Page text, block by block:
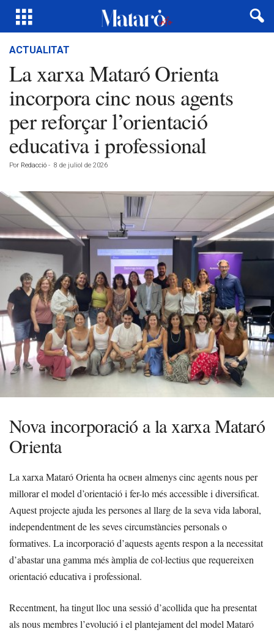
ACTUALITAT
La xarxa Mataró Orienta
incorpora cinc nous agents
per reforçar l’orientació
educativa i professional
Por Redacció - 8 de juliol de 2026
Nova incorporació a la xarxa Mataró
Orienta
La xarxa Mataró Orienta ha освен almenys cinc agents nous per
millorar el model d’orientació i fer-lo més accessible i diversificat.
Aquest projecte ajuda les persones al llarg de la seva vida laboral,
independentment de les seves circumstàncies personals o
formatives. La incorporació d’aquests agents respon a la necessitat
d’abastar una gamma més àmplia de col·lectius que requereixen
orientació educativa i professional.
Recentment, ha tingut lloc una sessió d’acollida que ha presentat
als nous membres l’evolució i el plantejament del model Mataró